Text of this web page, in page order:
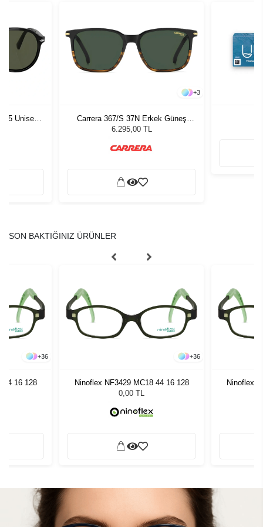
55 Unisex
+3
Carrera 367/S 37N Erkek Güneş
Gözlüğü
6.295,00 TL
SON BAKTIĞINIZ ÜRÜNLER
+36
44 16 128
+36
Ninoflex NF3429 MC18 44 16 128
0,00 TL
Ninoflex